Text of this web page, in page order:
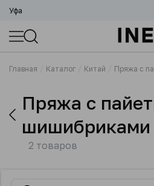
Уфа
Главная Каталог Китай Пряжа с
Пряжа с
шишибриками
2 товаров